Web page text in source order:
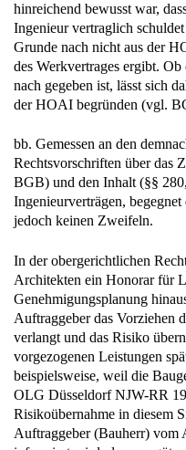
hinreichend bewusst war,
Ingenieur vertraglich
Grunde nach nicht aus der
des Werkvertrages ergibt.
nach gegeben ist, lässt sich
der HOAI begründen (vgl.
bb. Gemessen an den
Rechtsvorschriften über das
BGB) und den Inhalt (§§
Ingenieurverträgen,
jedoch keinen Zweifeln.
In der obergerichtlichen
Architekten ein Honorar für
Genehmigungsplanung
Auftraggeber das Vorziehen
verlangt und das Risiko
vorgezogenen Leistungen
beispielsweise, weil die
OLG Düsseldorf NJW-RR
Risikoübernahme in diesem
Auftraggeber (Bauherr) vom